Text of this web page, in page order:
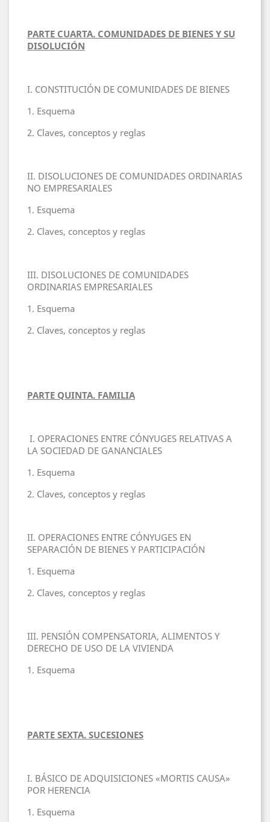
PARTE CUARTA. COMUNIDADES DE BIENES Y SU
DISOLUCIÓN
I. CONSTITUCIÓN DE COMUNIDADES DE BIENES
1. Esquema
2. Claves, conceptos y reglas
II. DISOLUCIONES DE COMUNIDADES ORDINARIAS
NO EMPRESARIALES
1. Esquema
2. Claves, conceptos y reglas
III. DISOLUCIONES DE COMUNIDADES
ORDINARIAS EMPRESARIALES
1. Esquema
2. Claves, conceptos y reglas
PARTE QUINTA. FAMILIA
I. OPERACIONES ENTRE CÓNYUGES RELATIVAS A
LA SOCIEDAD DE GANANCIALES
1. Esquema
2. Claves, conceptos y reglas
II. OPERACIONES ENTRE CÓNYUGES EN
SEPARACIÓN DE BIENES Y PARTICIPACIÓN
1. Esquema
2. Claves, conceptos y reglas
III. PENSIÓN COMPENSATORIA, ALIMENTOS Y
DERECHO DE USO DE LA VIVIENDA
1. Esquema
PARTE SEXTA. SUCESIONES
I. BÁSICO DE ADQUISICIONES «MORTIS CAUSA»
POR HERENCIA
1. Esquema